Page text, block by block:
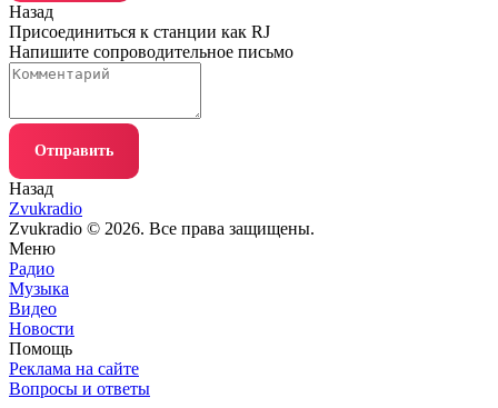
Назад
Присоединиться к станции как RJ
Напишите сопроводительное письмо
Отправить
Назад
Zvukradio
Zvukradio © 2026. Все права защищены.
Меню
Радио
Музыка
Видео
Новости
Помощь
Реклама на сайте
Вопросы и ответы